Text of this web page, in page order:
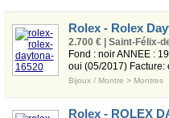
Rolex - Rolex
2.700 € | Saint-Félix-
Fond : noir ANNEE :
oui (05/2017) Facture:
Bijoux / Montre > Montres
Rolex - ROLEX